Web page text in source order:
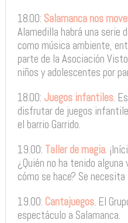
18.00: Salamanca nos
Alamedilla habrá una serie
como música ambiente,
parte de la Asociación
niños y adolescentes por
18.00: Juegos infantiles.
disfrutar de juegos
el barrio Garrido.
19.00: Taller de magia.
¿Quién no ha tenido
cómo se hace? Se
19.00: Cantajuegos. El
espectáculo a Salamanca.